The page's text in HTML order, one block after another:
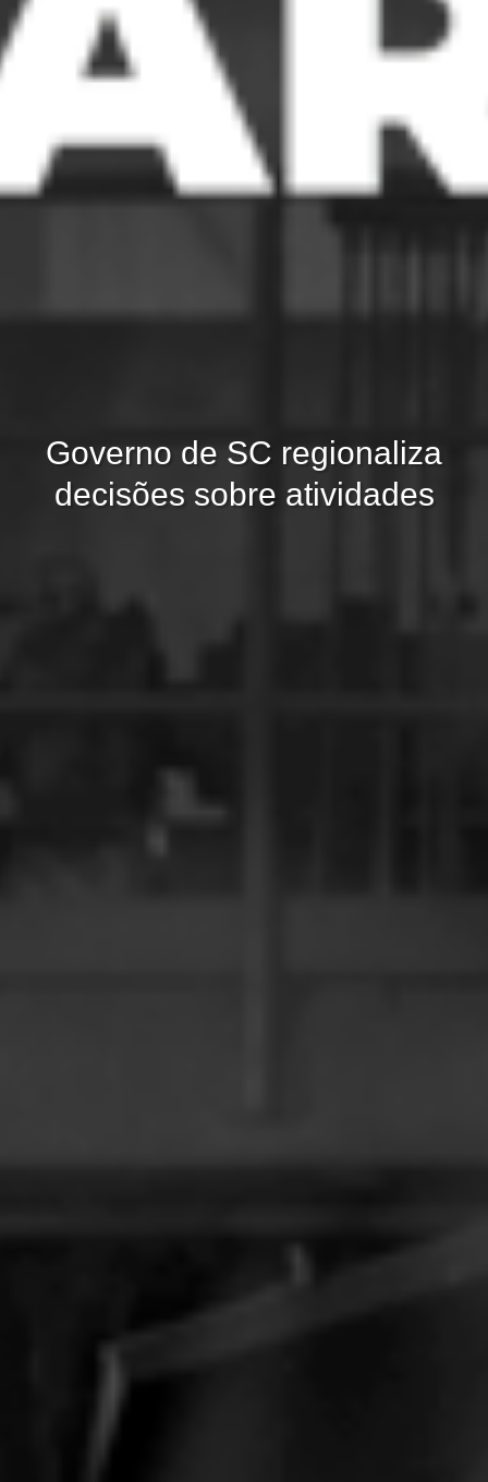
Governo de SC regionaliza
decisões sobre atividades